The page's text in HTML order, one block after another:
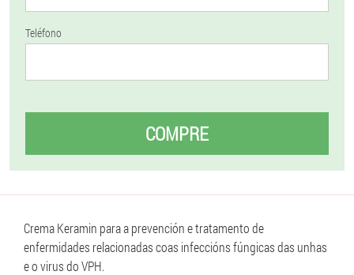
Teléfono
COMPRE
Crema Keramin para a prevención e tratamento de
enfermidades relacionadas coas infeccións fúngicas das unhas
e o virus do VPH.